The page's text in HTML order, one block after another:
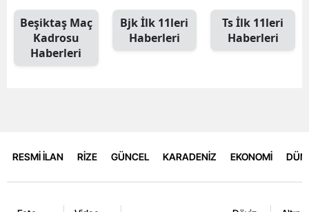
Beşiktaş Maç
Kadrosu
Haberleri
Bjk İlk 11leri
Haberleri
Ts İlk 11leri
Haberleri
RESMİ İLAN RİZE GÜNCEL KARADENİZ EKONOMİ